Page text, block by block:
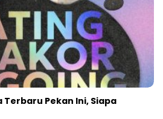
Terbaru Pekan Ini, Siapa